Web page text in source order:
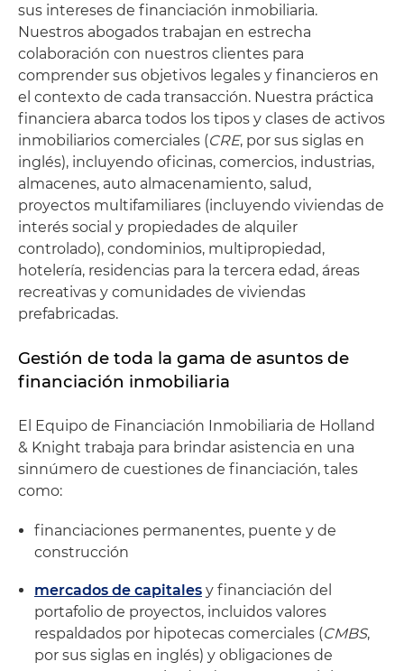
sus intereses de financiación inmobiliaria.
Nuestros abogados trabajan en estrecha
colaboración con nuestros clientes para
comprender sus objetivos legales y financieros en
el contexto de cada transacción. Nuestra práctica
financiera abarca todos los tipos y clases de activos
inmobiliarios comerciales (CRE, por sus siglas en
inglés), incluyendo oficinas, comercios, industrias,
almacenes, auto almacenamiento, salud,
proyectos multifamiliares (incluyendo viviendas de
interés social y propiedades de alquiler
controlado), condominios, multipropiedad,
hotelería, residencias para la tercera edad, áreas
recreativas y comunidades de viviendas
prefabricadas.
Gestión de toda la gama de asuntos de
financiación inmobiliaria
El Equipo de Financiación Inmobiliaria de Holland
& Knight trabaja para brindar asistencia en una
sinnúmero de cuestiones de financiación, tales
como:
financiaciones permanentes, puente y de
construcción
mercados de capitales y financiación del
portafolio de proyectos, incluidos valores
respaldados por hipotecas comerciales (CMBS,
por sus siglas en inglés) y obligaciones de